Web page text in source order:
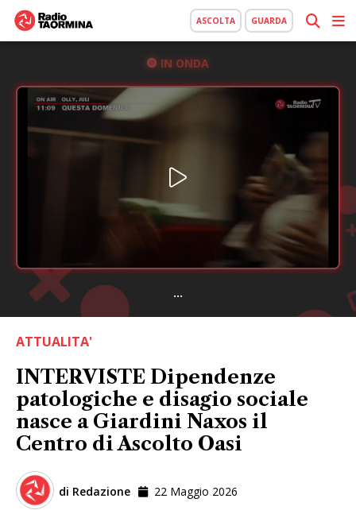
ASCOLTA GUARDA
IN ONDA
...
ATTUALITA'
INTERVISTE Dipendenze
patologiche e disagio sociale
nasce a Giardini Naxos il
Centro di Ascolto Oasi
di Redazione 22 Maggio 2026